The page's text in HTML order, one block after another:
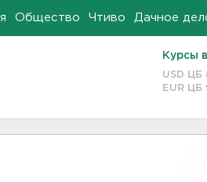
Общество Чтиво Дачное
Курсы
USD ЦБ
EUR ЦБ